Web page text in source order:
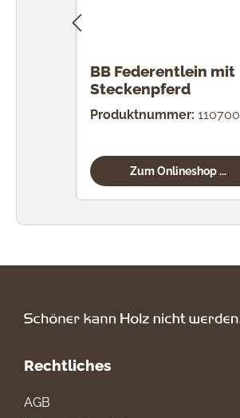
BB Federentlein mit
Steckenpferd
Produktnummer: 110700
Zum Onlineshop ...
Rechtliches
AGB